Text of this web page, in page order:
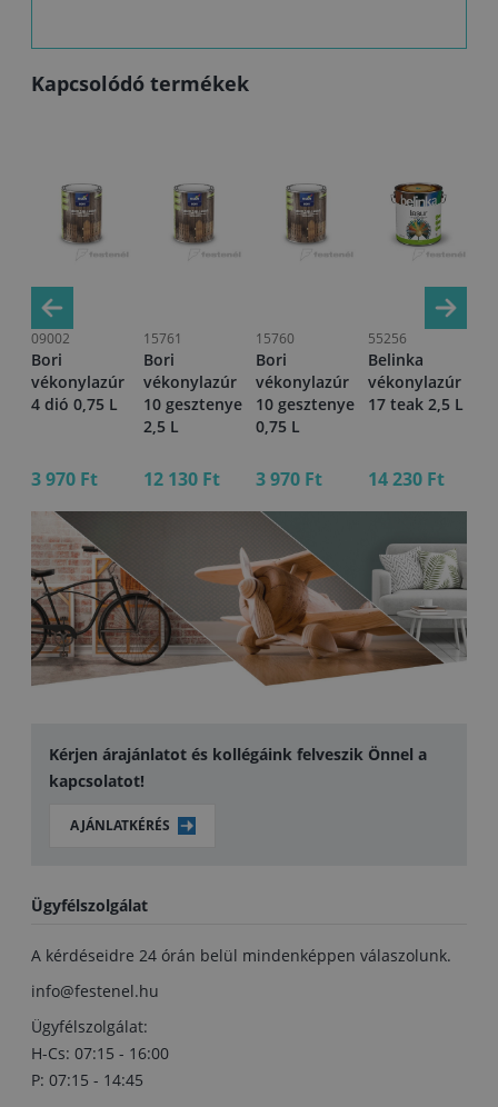
Kapcsolódó termékek
09002
Bori
vékonylazúr
4 dió 0,75 L
3 970 Ft
15761
Bori
vékonylazúr
10 gesztenye
2,5 L
12 130 Ft
15760
Bori
vékonylazúr
10 gesztenye
0,75 L
3 970 Ft
55256
Belinka
vékonylazúr
17 teak 2,5 L
14 230 Ft
Kérjen árajánlatot és kollégáink felveszik Önnel a
kapcsolatot!
AJÁNLATKÉRÉS
Ügyfélszolgálat
A kérdéseidre 24 órán belül mindenképpen válaszolunk.
info@festenel.hu
Ügyfélszolgálat:
H-Cs: 07:15 - 16:00
P: 07:15 - 14:45